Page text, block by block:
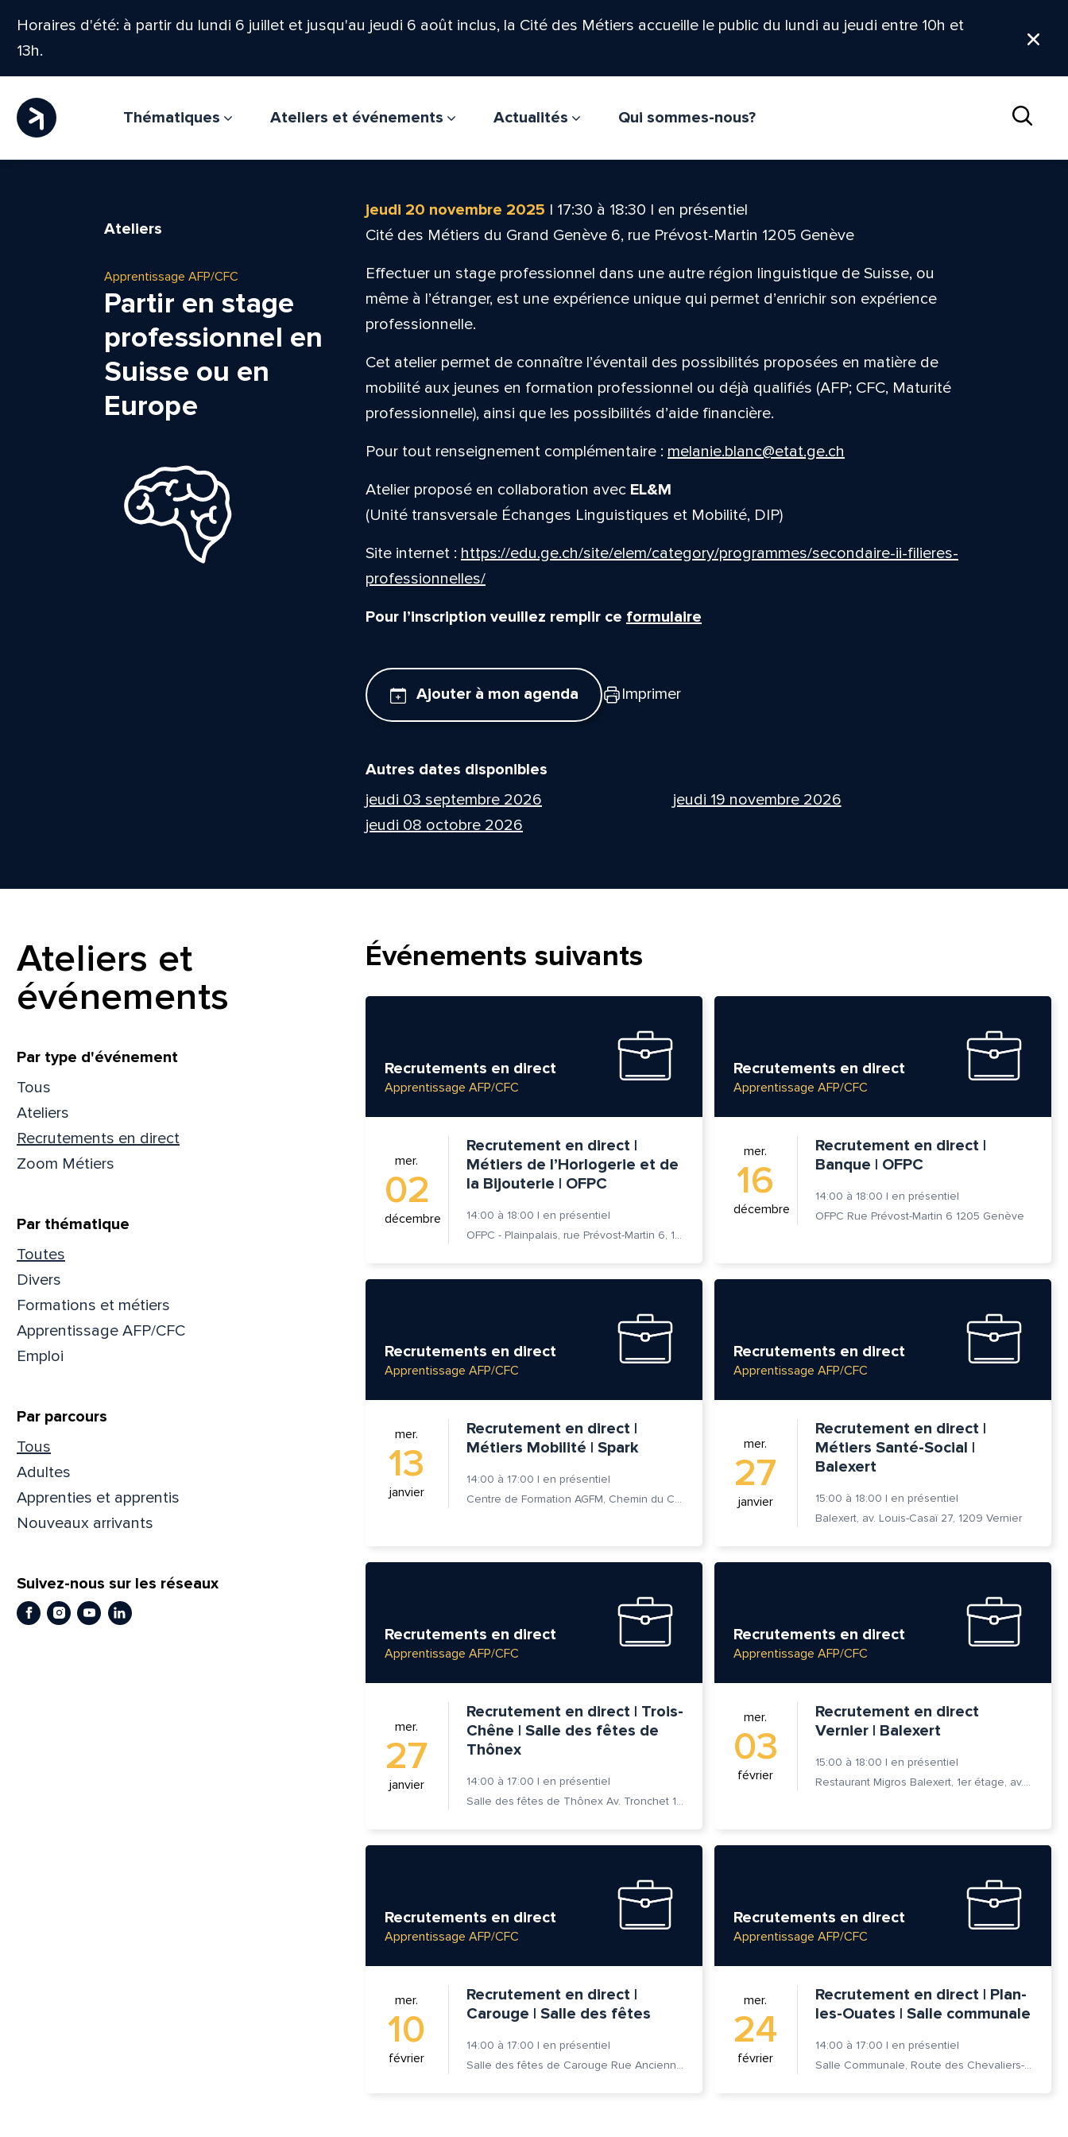
Horaires d'été: à partir du lundi 6 juillet et jusqu'au jeudi 6 août inclus, la Cité des Métiers accueille le public du lundi au jeudi entre 10h et
13h.
Thématiques Ateliers et événements Actualités
Qui sommes-nous?
Ateliers
Apprentissage AFP/CFC
Partir en stage
professionnel en
Suisse ou en
Europe
jeudi 20 novembre 2025 | 17:30 à 18:30 | en présentiel
Cité des Métiers du Grand Genève 6, rue Prévost-Martin 1205 Genève
Effectuer un stage professionnel dans une autre région linguistique de Suisse, ou
même à l’étranger, est une expérience unique qui permet d’enrichir son expérience
professionnelle.
Cet atelier permet de connaître l’éventail des possibilités proposées en matière de
mobilité aux jeunes en formation professionnel ou déjà qualifiés (AFP; CFC, Maturité
professionnelle), ainsi que les possibilités d’aide financière.
Pour tout renseignement complémentaire : melanie.blanc@etat.ge.ch
Atelier proposé en collaboration avec EL&M
(Unité transversale Échanges Linguistiques et Mobilité, DIP)
Site internet : https://edu.ge.ch/site/elem/category/programmes/secondaire-ii-filieres-
professionnelles/
Pour l’inscription veuillez remplir ce formulaire
Ajouter à mon agenda Imprimer
Autres dates disponibles
jeudi 03 septembre 2026
jeudi 08 octobre 2026
jeudi 19 novembre 2026
Ateliers et
événements
Filtrer
Par type d'événement
Tous
Ateliers
Recrutements en direct
Zoom Métiers
Par thématique
Toutes
Divers
Formations et métiers
Apprentissage AFP/CFC
Emploi
Par parcours
Tous
Adultes
Apprenties et apprentis
Nouveaux arrivants
Suivez-nous sur les réseaux
Facebook
Instagram
YoutubeLinkedIn
Événements suivants
Recrutements en direct
Apprentissage AFP/CFC
mer.
02
décembre
Recrutement en direct |
Métiers de l’Horlogerie et de
la Bijouterie | OFPC
14:00 à 18:00 | en présentiel
OFPC - Plainpalais, rue Prévost-Martin 6, 1205 Genève
Recrutements en direct
Apprentissage AFP/CFC
mer.
16
décembre
Recrutement en direct |
Banque | OFPC
14:00 à 18:00 | en présentiel
OFPC Rue Prévost-Martin 6 1205 Genève
Recrutements en direct
Apprentissage AFP/CFC
mer.
13
janvier
Recrutement en direct |
Métiers Mobilité | Spark
14:00 à 17:00 | en présentiel
Centre de Formation AGFM, Chemin du Champ-des-Filles 6A 1er étage, 1228 Plan-les-Ouates
Recrutements en direct
Apprentissage AFP/CFC
mer.
27
janvier
Recrutement en direct |
Métiers Santé-Social |
Balexert
15:00 à 18:00 | en présentiel
Balexert, av. Louis-Casaï 27, 1209 Vernier
Recrutements en direct
Apprentissage AFP/CFC
mer.
27
janvier
Recrutement en direct | Trois-
Chêne | Salle des fêtes de
Thônex
14:00 à 17:00 | en présentiel
Salle des fêtes de Thônex Av. Tronchet 18 - 1226 Thônex
Recrutements en direct
Apprentissage AFP/CFC
mer.
03
février
Recrutement en direct
Vernier | Balexert
15:00 à 18:00 | en présentiel
Restaurant Migros Balexert, 1er étage, av. Louis-Casaï 27, 1209 Vernier
Recrutements en direct
Apprentissage AFP/CFC
mer.
10
février
Recrutement en direct |
Carouge | Salle des fêtes
14:00 à 17:00 | en présentiel
Salle des fêtes de Carouge Rue Ancienne 37, 1227 Carouge
Recrutements en direct
Apprentissage AFP/CFC
mer.
24
février
Recrutement en direct | Plan-
les-Ouates | Salle communale
14:00 à 17:00 | en présentiel
Salle Communale, Route des Chevaliers-de-Malte 7, 1228 Plan-les-Ouates
Prénom et nom*
Envoyer
Quelle est la pertinence de cette
page?
Envoyer